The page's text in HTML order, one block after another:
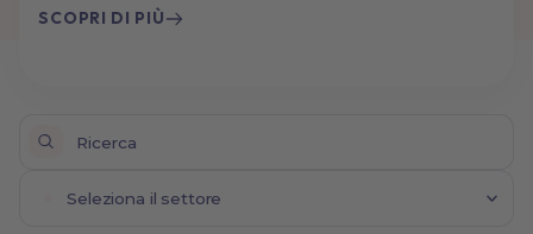
SCOPRI DI PIÙ
Seleziona il settore